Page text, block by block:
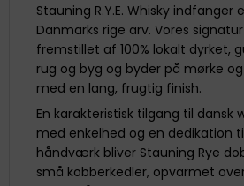
Stauning R.Y.E. Whisky indfanger
Danmarks rige arv. Vores
fremstillet af 100% lokalt dyrket,
rug og byg og byder på mørke
med en lang, frugtig finish.
En karakteristisk tilgang til dansk
med enkelhed og en dedikation
håndværk bliver Stauning Rye
små kobberkedler, opvarmet